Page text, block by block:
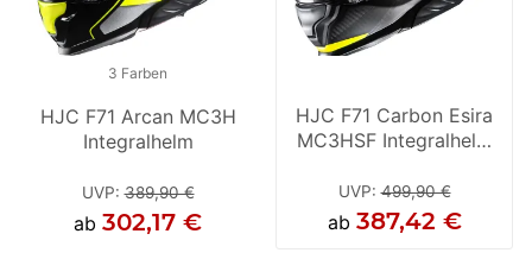
3 Farben
HJC F71 Arcan MC3H
Integralhelm
UVP:389,90 €
ab 302,17 €
HJC F71 Arcan MC1SF
Integralhelm
UVP:389,90 €
ab302,17 €
HJC F71 Carbon Esira
MC3HSF Integralhelm
UVP:499,90 €
ab 387,42 €